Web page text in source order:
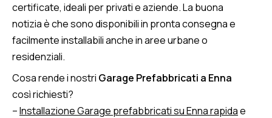
certificate, ideali per privati e aziende. La buona
notizia è che sono disponibili in pronta consegna e
facilmente installabili anche in aree urbane o
residenziali.
Cosa rende i nostri Garage Prefabbricati a Enna
così richiesti?
–Installazione Garage prefabbricati su Enna rapidae